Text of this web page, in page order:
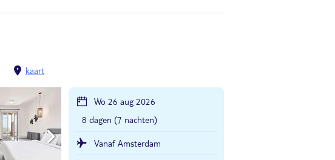
kaart
Wo 26 aug 2026
8 dagen (7 nachten)
Vanaf Amsterdam